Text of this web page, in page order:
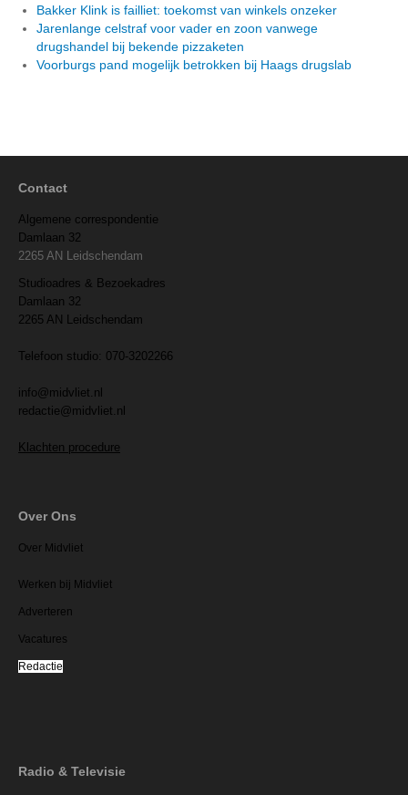
Bakker Klink is failliet: toekomst van winkels onzeker
Jarenlange celstraf voor vader en zoon vanwege
drugshandel bij bekende pizzaketen
Voorburgs pand mogelijk betrokken bij Haags drugslab
Contact
Algemene correspondentie
Damlaan 32
2265 AN Leidschendam
Studioadres & Bezoekadres
Damlaan 32
2265 AN Leidschendam
Telefoon studio: 070-3202266
info@midvliet.nl
redactie@midvliet.nl
Klachten procedure
Over Ons
Over Midvliet
Werken bij Midvliet
Adverteren
Vacatures
Redactie
Radio & Televisie